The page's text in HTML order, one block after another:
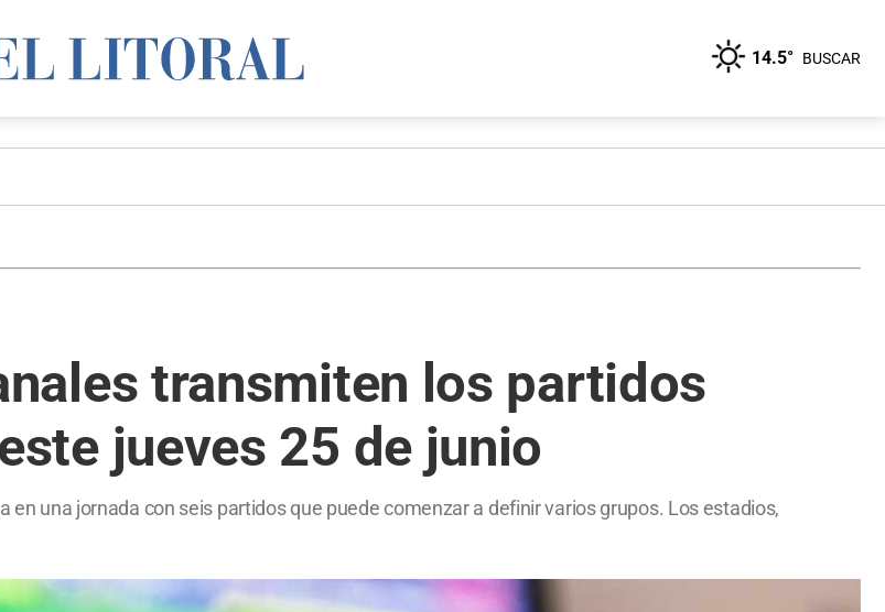
14.5° BUSCAR
transmiten los partidos
jueves 25 de junio
en una jornada con seis partidos que puede comenzar a definir varios grupos. Los estadios,